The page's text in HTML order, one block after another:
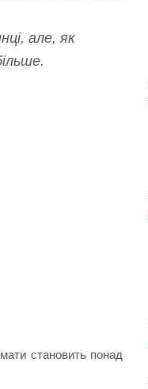
але, як
становить понад